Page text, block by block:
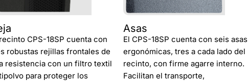
CPS-18SP cuenta con
robustas rejillas frontales de
resistencia con un filtro textil
para proteger los
Asas
El CPS-18SP cuenta con seis asas
ergonómicas, tres a cada lado del
recinto, con firme agarre interno.
Facilitan el transporte,